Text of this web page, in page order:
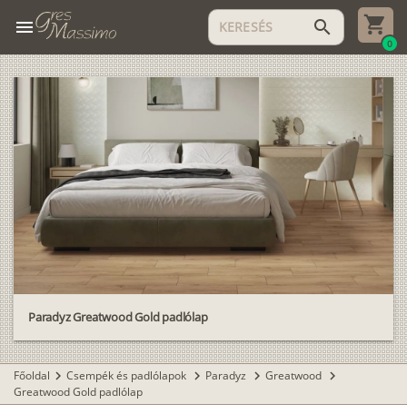
menu search
0
Paradyz Greatwood Gold padlólap
Főoldal chevron_right Csempék és padlólapok chevron_right Paradyz chevron_right Greatwood chevron_right
Greatwood Gold padlólap